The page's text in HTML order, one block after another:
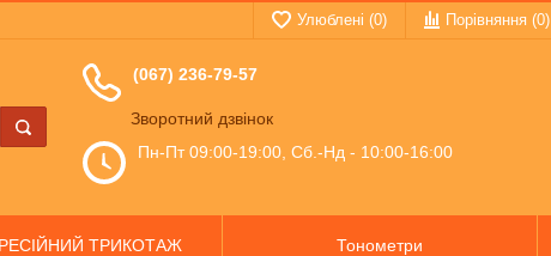
Улюблені (0) Порівняння (0)
(067) 236-79-57
Зворотний дзвінок
Пн-Пт 09:00-19:00, Сб.-Нд - 10:00-16:00
ТРИКОТАЖ Тонометри